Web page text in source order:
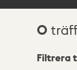
0
Filtrera